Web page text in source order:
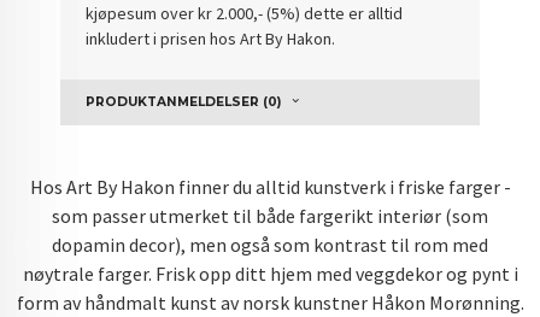
kjøpesum over kr 2.000,- (5%) dette er alltid
inkludert i prisen hos Art By Hakon.
PRODUKTANMELDELSER (0)
Hos Art By Hakon finner du alltid kunstverk i friske farger -
som passer utmerket til både fargerikt interiør (som
dopamin decor), men også som kontrast til rom med
nøytrale farger. Frisk opp ditt hjem med veggdekor og pynt i
form av håndmalt kunst av norsk kunstner Håkon Morønning.